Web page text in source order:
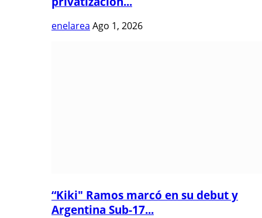
enelarea Ago 1, 2026
“Kiki" Ramos marcó en su debut y
Argentina Sub-17...